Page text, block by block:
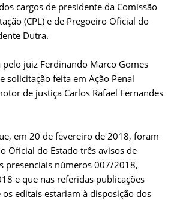
cargos de presidente da Comissão
(CPL) e de Pregoeiro Oficial do
Dutra.
pelo juiz Ferdinando Marco Gomes
solicitação feita em Ação Penal
de justiça Carlos Rafael Fernandes
em 20 de fevereiro de 2018, foram
Oficial do Estado três avisos de
presenciais números 007/2018,
e que nas referidas publicações
editais estariam à disposição dos